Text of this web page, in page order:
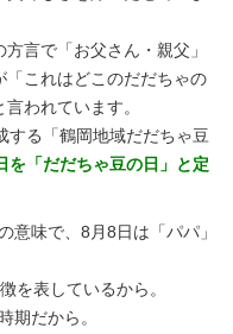
言で「お父さん・親父」
「これはどこのだだちゃの
われています。
る「鶴岡地域だだちゃ豆
を「だだちゃ豆の日」と定
意味で、8月8日は「パパ」
を表しているから。
期だから。